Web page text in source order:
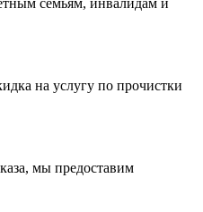
семьям, инвалидам и
на услугу по прочистки
мы предоставим